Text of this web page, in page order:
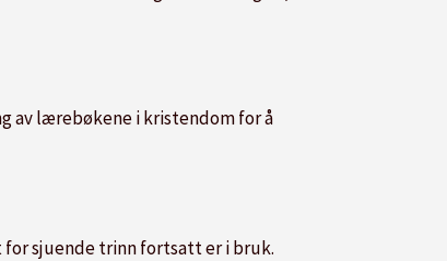
av lærebøkene i kristendom for å
sjuende trinn fortsatt er i bruk.